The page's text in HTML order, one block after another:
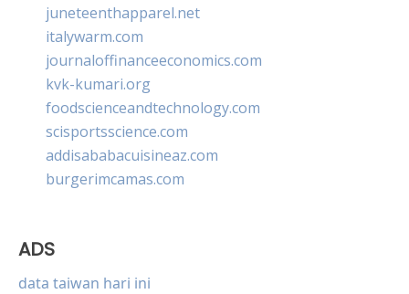
juneteenthapparel.net
italywarm.com
journaloffinanceeconomics.com
kvk-kumari.org
foodscienceandtechnology.com
scisportsscience.com
addisababacuisineaz.com
burgerimcamas.com
ADS
data taiwan hari ini